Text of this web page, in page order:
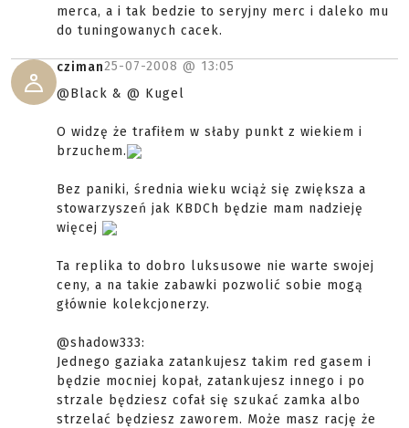
merca, a i tak bedzie to seryjny merc i daleko mu
do tuningowanych cacek.
cziman25-07-2008 @ 13:05
@Black & @ Kugel
O widzę że trafiłem w słaby punkt z wiekiem i
brzuchem.
Bez paniki, średnia wieku wciąż się zwiększa a
stowarzyszeń jak KBDCh będzie mam nadzieję
więcej
Ta replika to dobro luksusowe nie warte swojej
ceny, a na takie zabawki pozwolić sobie mogą
głównie kolekcjonerzy.
@shadow333:
Jednego gaziaka zatankujesz takim red gasem i
będzie mocniej kopał, zatankujesz innego i po
strzale będziesz cofał się szukać zamka albo
strzelać będziesz zaworem. Może masz rację że